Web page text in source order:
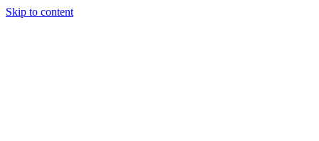
Skip to content